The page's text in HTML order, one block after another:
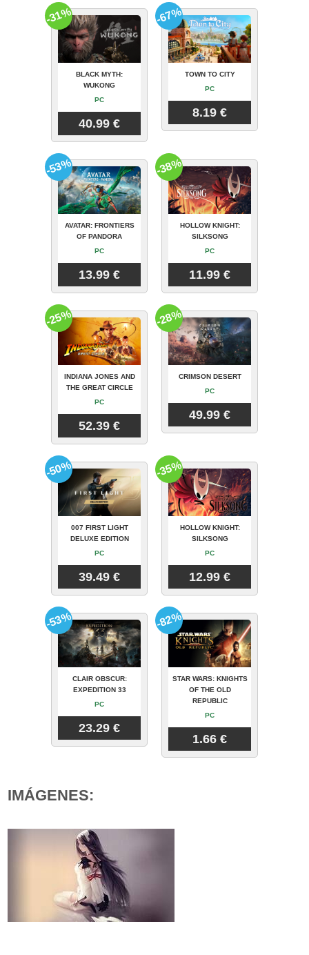
BLACK MYTH:
WUKONG
PC
40.99 €
-31%
TOWN TO CITY
PC
8.19 €
-67%
AVATAR: FRONTIERS
OF PANDORA
PC
13.99 €
-53%
HOLLOW KNIGHT:
SILKSONG
PC
11.99 €
-38%
INDIANA JONES AND
THE GREAT CIRCLE
PC
52.39 €
-25%
CRIMSON DESERT
PC
49.99 €
-28%
007 FIRST LIGHT
DELUXE EDITION
PC
39.49 €
-50%
HOLLOW KNIGHT:
SILKSONG
PC
12.99 €
-35%
CLAIR OBSCUR:
EXPEDITION 33
PC
23.29 €
-53%
STAR WARS: KNIGHTS
OF THE OLD
REPUBLIC
PC
1.66 €
-82%
IMÁGENES: